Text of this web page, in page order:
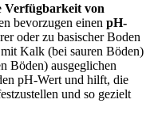
Verfügbarkeit von
bevorzugen einen pH-
oder zu basischer Boden
Kalk (bei sauren Böden)
Böden) ausgeglichen
pH-Wert und hilft, die
und so gezielt